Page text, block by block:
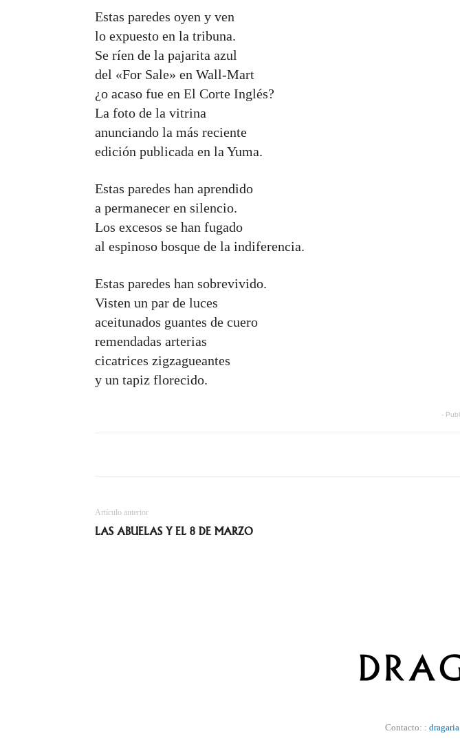
Estas paredes oyen y ven
lo expuesto en la tribuna.
Se ríen de la pajarita azul
del «For Sale» en Wall-Mart
¿o acaso fue en El Corte Inglés?
La foto de la vitrina
anunciando la más reciente
edición publicada en la Yuma.
Estas paredes han aprendido
a permanecer en silencio.
Los excesos se han fugado
al espinoso bosque de la indiferencia.
Estas paredes han sobrevivido.
Visten un par de luces
aceitunados guantes de cuero
remendadas arterias
cicatrices zigzagueantes
y un tapiz florecido.
-
Artículo anterior
LAS ABUELAS Y EL 8 DE MARZO
Contacto: :